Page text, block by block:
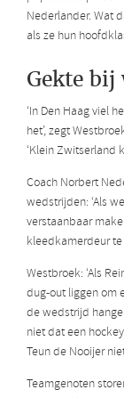
Nederlander. Wat
als ze hun
Gekte
‘In Den Haag viel
het’, zegt
‘Klein Zwitserland
Coach Norbert
wedstrijden: ‘Als
verstaanbaar
kleedkamerdeur te
Westbroek: ‘Als
dug-out liggen om
de wedstrijd
niet dat een
Teun de Nooijer
Teamgenoten